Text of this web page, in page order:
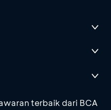
terbaik dari BCA